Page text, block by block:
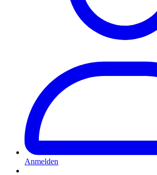
Anmelden